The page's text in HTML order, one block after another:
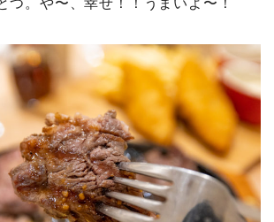
つ。や〜、幸せ！！うまいよ〜！